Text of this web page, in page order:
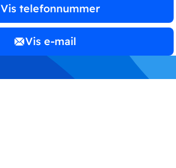
Vis telefonnummer
Vis e-mail